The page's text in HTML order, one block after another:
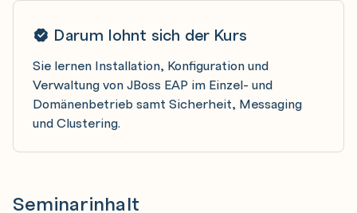
Darum lohnt sich der Kurs
Sie lernen Installation, Konfiguration und
Verwaltung von JBoss EAP im Einzel- und
Domänenbetrieb samt Sicherheit, Messaging
und Clustering.
Seminarinhalt